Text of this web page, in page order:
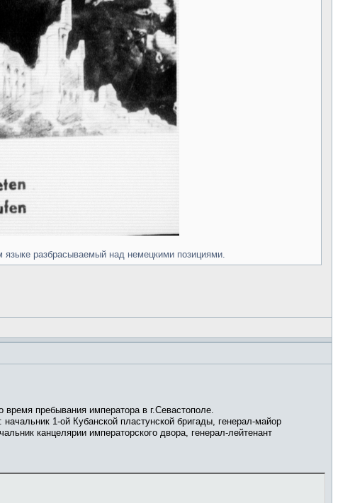
языке разбрасываемый над немецкими позициями.
пребывания императора в г.Севастополе.
1-ой Кубанской пластунской бригады, генерал-майор
канцелярии императорского двора, генерал-лейтенант